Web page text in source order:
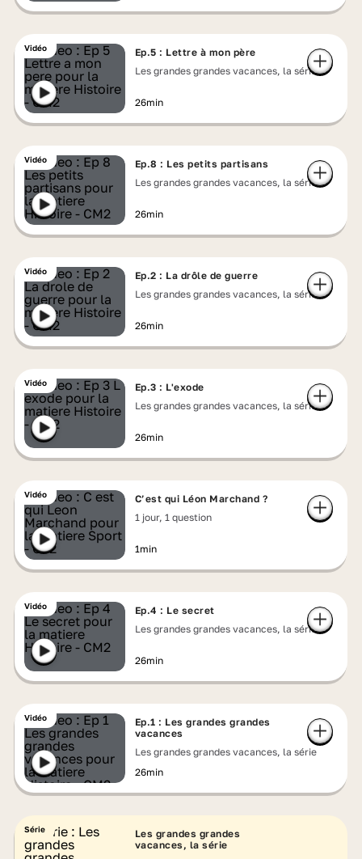
Vidéo
Ep.5 : Lettre à mon père
Les grandes grandes vacances, la série
26min
Vidéo
Ep.8 : Les petits partisans
Les grandes grandes vacances, la série
26min
Vidéo
Ep.2 : La drôle de guerre
Les grandes grandes vacances, la série
26min
Vidéo
Ep.3 : L'exode
Les grandes grandes vacances, la série
26min
Vidéo
C’est qui Léon Marchand ?
1 jour, 1 question
1min
Vidéo
Ep.4 : Le secret
Les grandes grandes vacances, la série
26min
Vidéo
Ep.1 : Les grandes grandes
vacances
Les grandes grandes vacances, la série
26min
Série
Les grandes grandes
vacances, la série